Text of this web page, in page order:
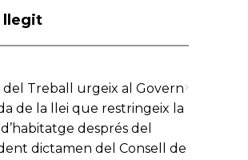
llegit
Treball urgeix al Govern
de la llei que restringeix la
després del
dictamen del Consell de